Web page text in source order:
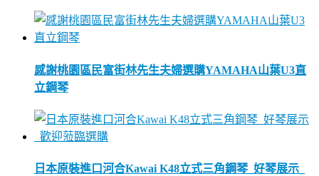
感謝桃園區民富街林先生夫婦選購YAMAHA山葉U3直
立鋼琴
日本原裝進口河合Kawai K48立式三角鋼琴_好琴展示_